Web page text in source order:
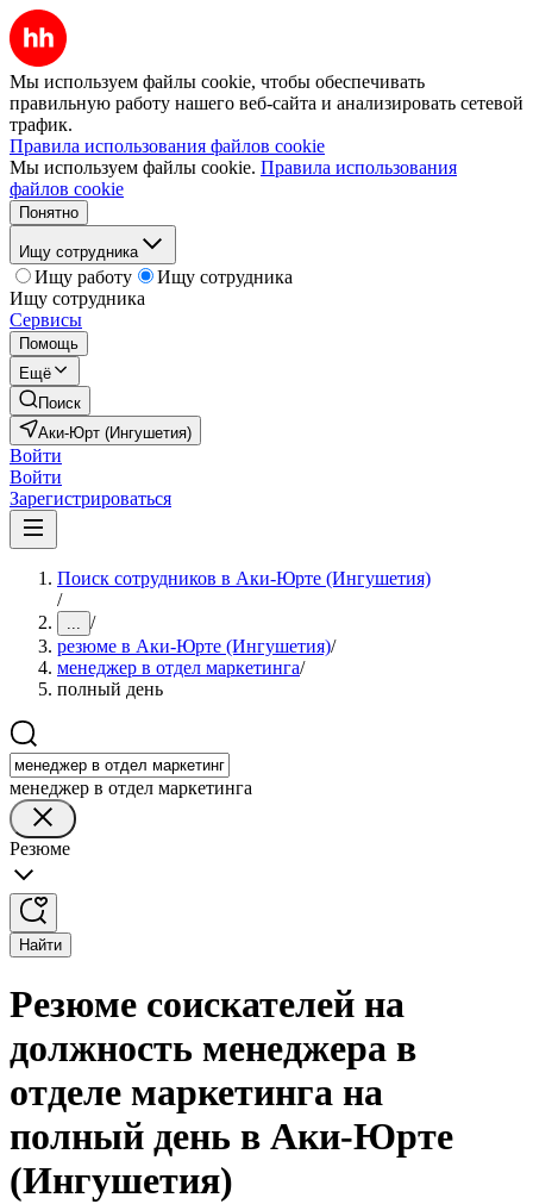
Мы используем файлы cookie, чтобы обеспечивать
правильную работу нашего веб-сайта и анализировать сетевой
трафик.
Правила использования файлов cookie
Мы используем файлы cookie. Правила использования
файлов cookie
Понятно
Ищу сотрудника
Ищу работу
Ищу сотрудника
Ищу сотрудника
Сервисы
Помощь
Ещё
Поиск
Аки-Юрт (Ингушетия)
Войти
Войти
Зарегистрироваться
Поиск сотрудников в Аки-Юрте (Ингушетия)
/
... /
резюме в Аки-Юрте (Ингушетия)/
менеджер в отдел маркетинга/
полный день
менеджер в отдел маркетинга
Резюме
Найти
Резюме соискателей на
должность менеджера в
отделе маркетинга на
полный день в Аки-Юрте
(Ингушетия)